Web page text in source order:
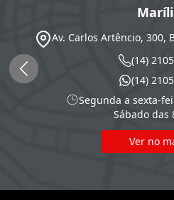
Av. Carlos Artêncio, 300,
(14)
(14)
Segunda a sexta-
Sábado das
Ver no